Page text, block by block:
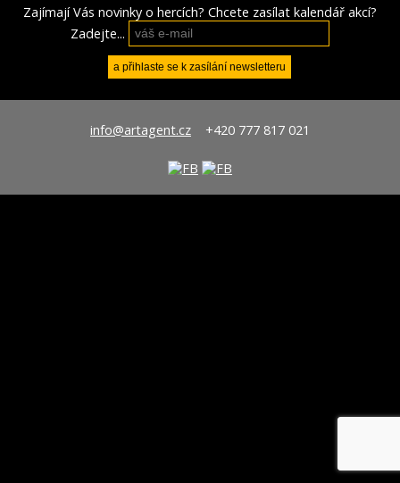
Zajímají Vás novinky o hercích? Chcete zasílat kalendář akcí?
Zadejte...
info@artagent.cz+420 777 817 021